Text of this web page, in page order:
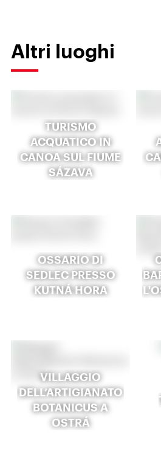
Altri luoghi
TURISMO
ACQUATICO IN
CANOA SUL FIUME
SÁZAVA
OSSARIO DI
SEDLEC PRESSO
KUTNÁ HORA
VILLAGGIO
DELL’ARTIGIANATO
BOTANICUS A
OSTRÁ